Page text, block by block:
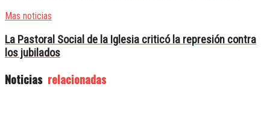
Mas noticias
La Pastoral Social de la Iglesia criticó la represión contra
los jubilados
Noticias relacionadas